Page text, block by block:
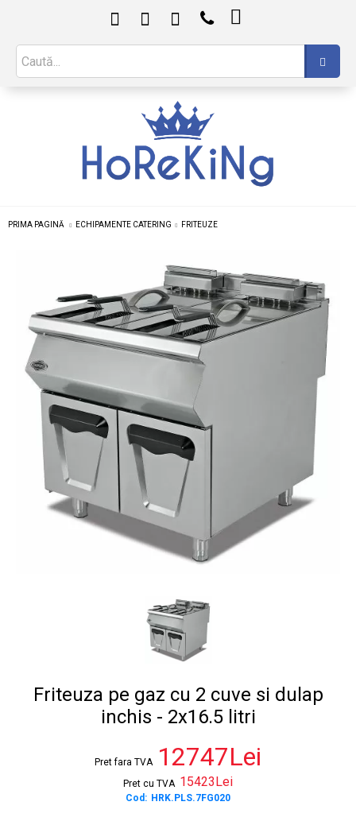

PRIMA PAGINĂ ECHIPAMENTE CATERING FRITEUZE
Friteuza pe gaz cu 2 cuve si dulap
inchis - 2x16.5 litri
Pret fara TVA 12747Lei
Pret cu TVA 15423Lei
Cod: HRK.PLS.7FG020